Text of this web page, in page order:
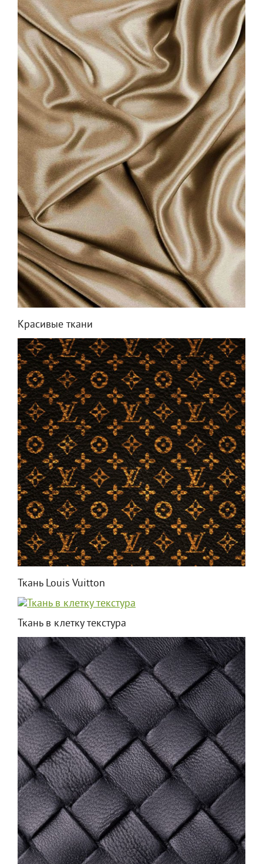
Красивые ткани
Ткань Louis Vuitton
Ткань в клетку текстура